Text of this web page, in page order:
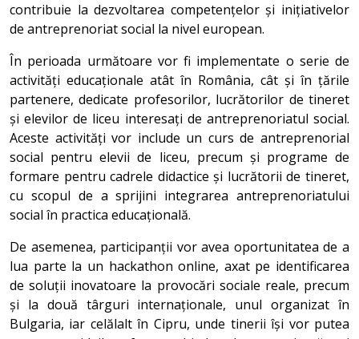
contribuie la dezvoltarea competențelor și inițiativelor
de antreprenoriat social la nivel european.
În perioada următoare vor fi implementate o serie de
activități educaționale atât în România, cât și în țările
partenere, dedicate profesorilor, lucrătorilor de tineret
și elevilor de liceu interesați de antreprenoriatul social.
Aceste activități vor include un curs de antreprenorial
social pentru elevii de liceu, precum și programe de
formare pentru cadrele didactice și lucrătorii de tineret,
cu scopul de a sprijini integrarea antreprenoriatului
social în practica educațională.
De asemenea, participanții vor avea oportunitatea de a
lua parte la un hackathon online, axat pe identificarea
de soluții inovatoare la provocări sociale reale, precum
și la două târguri internaționale, unul organizat în
Bulgaria, iar celălalt în Cipru, unde tinerii își vor putea